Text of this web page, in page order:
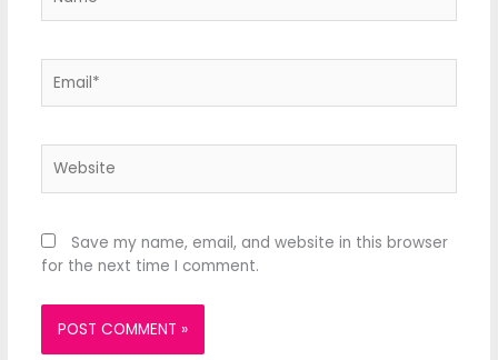
Save my name, email, and website in this browser
for the next time I comment.